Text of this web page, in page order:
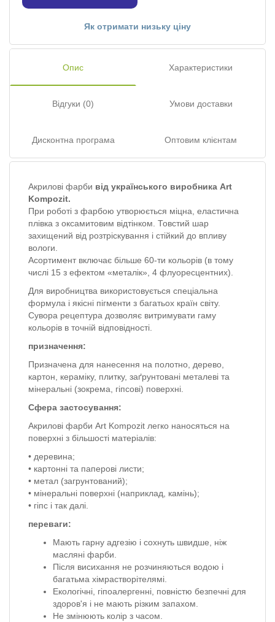
Як отримати низьку ціну
Опис Характеристики
Відгуки (0) Умови доставки
Дисконтна програма Оптовим клієнтам
Акрилові фарби від українського виробника Art
Kompozit.
При роботі з фарбою утворюється міцна, еластична
плівка з оксамитовим відтінком. Товстий шар
захищений від розтріскування і стійкий до впливу
вологи.
Асортимент включає більше 60-ти кольорів (в тому
числі 15 з ефектом «металік», 4 флуоресцентних).
Для виробництва використовується спеціальна
формула і якісні пігменти з багатьох країн світу.
Сувора рецептура дозволяє витримувати гаму
кольорів в точній відповідності.
призначення:
Призначена для нанесення на полотно, дерево,
картон, кераміку, плитку, заґрунтовані металеві та
мінеральні (зокрема, гіпсові) поверхні.
Сфера застосування:
Акрилові фарби Art Kompozit легко наносяться на
поверхні з більшості матеріалів:
• деревина;
• картонні та паперові листи;
• метал (загрунтований);
• мінеральні поверхні (наприклад, камінь);
• гіпс і так далі.
переваги:
Мають гарну адгезію і сохнуть швидше, ніж
масляні фарби.
Після висихання не розчиняються водою і
багатьма хімрастворітелямі.
Екологічні, гіпоалергенні, повністю безпечні для
здоров'я і не мають різким запахом.
Не змінюють колір з часом.